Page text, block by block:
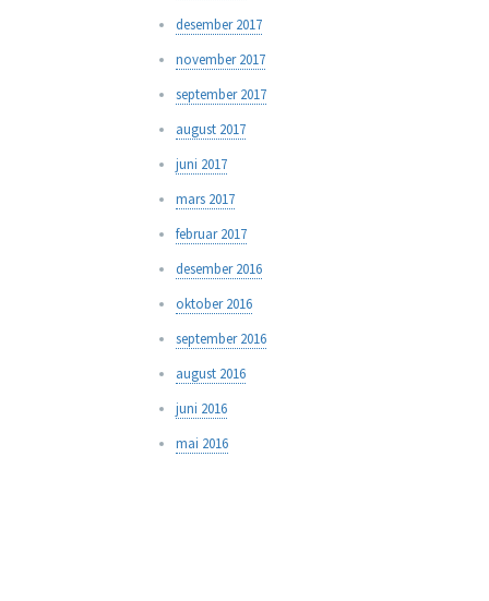
desember 2017
november 2017
september 2017
august 2017
juni 2017
mars 2017
februar 2017
desember 2016
oktober 2016
september 2016
august 2016
juni 2016
mai 2016